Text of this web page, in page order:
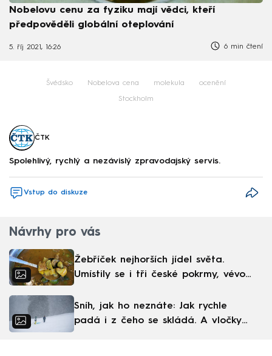
Nobelovu cenu za fyziku mají vědci, kteří
předpověděli globální oteplování
5. říj 2021, 16:26 6 min čtení
Švédsko Nobelova cena molekula ocenění
Stockholm
ČTK
Spolehlivý, rychlý a nezávislý zpravodajský servis.
Vstup do diskuze
Návrhy pro vás
Žebříček nejhorších jídel světa.
Umístily se i tři české pokrmy, vévodí
Sníh, jak ho neznáte: Jak rychle
padá i z čeho se skládá. A vločky